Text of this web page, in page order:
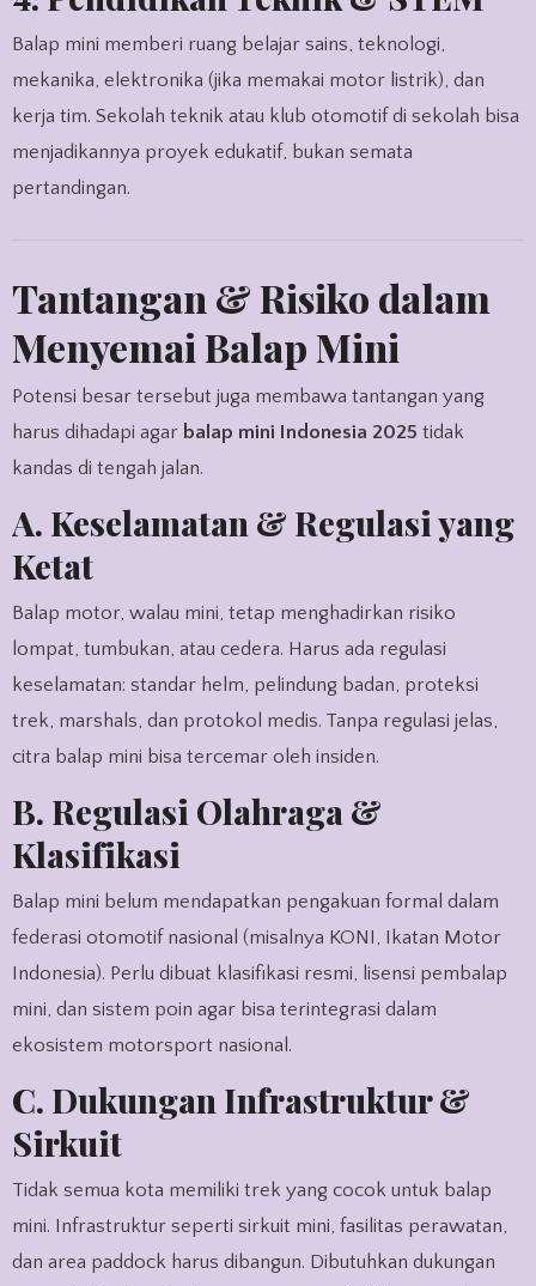
Balap mini memberi ruang belajar sains, teknologi,
mekanika, elektronika (jika memakai motor listrik), dan
kerja tim. Sekolah teknik atau klub otomotif di sekolah bisa
menjadikannya proyek edukatif, bukan semata
pertandingan.
Tantangan & Risiko dalam
Menyemai Balap Mini
Potensi besar tersebut juga membawa tantangan yang
harus dihadapi agar balap mini Indonesia 2025 tidak
kandas di tengah jalan.
A. Keselamatan & Regulasi yang
Ketat
Balap motor, walau mini, tetap menghadirkan risiko
lompat, tumbukan, atau cedera. Harus ada regulasi
keselamatan: standar helm, pelindung badan, proteksi
trek, marshals, dan protokol medis. Tanpa regulasi jelas,
citra balap mini bisa tercemar oleh insiden.
B. Regulasi Olahraga &
Klasifikasi
Balap mini belum mendapatkan pengakuan formal dalam
federasi otomotif nasional (misalnya KONI, Ikatan Motor
Indonesia). Perlu dibuat klasifikasi resmi, lisensi pembalap
mini, dan sistem poin agar bisa terintegrasi dalam
ekosistem motorsport nasional.
C. Dukungan Infrastruktur &
Sirkuit
Tidak semua kota memiliki trek yang cocok untuk balap
mini. Infrastruktur seperti sirkuit mini, fasilitas perawatan,
dan area paddock harus dibangun. Dibutuhkan dukungan